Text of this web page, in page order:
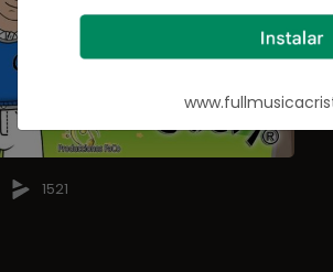
1521